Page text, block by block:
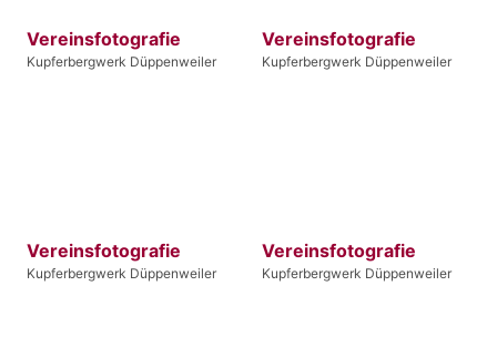
Vereinsfotografie
Kupferbergwerk Düppenweiler
Vereinsfotografie
Kupferbergwerk Düppenweiler
Vereinsfotografie
Kupferbergwerk Düppenweiler
Vereinsfotografie
Kupferbergwerk Düppenweiler